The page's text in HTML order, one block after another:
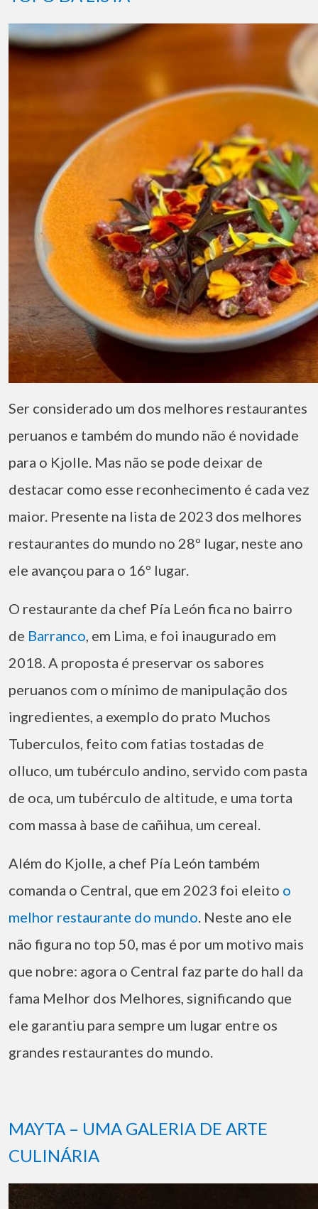
Ser considerado um dos melhores restaurantes
peruanos e também do mundo não é novidade
para o Kjolle. Mas não se pode deixar de
destacar como esse reconhecimento é cada vez
maior. Presente na lista de 2023 dos melhores
restaurantes do mundo no 28º lugar, neste ano
ele avançou para o 16º lugar.
O restaurante da chef Pía León fica no bairro
de Barranco, em Lima, e foi inaugurado em
2018. A proposta é preservar os sabores
peruanos com o mínimo de manipulação dos
ingredientes, a exemplo do prato Muchos
Tuberculos, feito com fatias tostadas de
olluco, um tubérculo andino, servido com pasta
de oca, um tubérculo de altitude, e uma torta
com massa à base de cañihua, um cereal.
Além do Kjolle, a chef Pía León também
comanda o Central, que em 2023 foi eleito o
melhor restaurante do mundo. Neste ano ele
não figura no top 50, mas é por um motivo mais
que nobre: agora o Central faz parte do hall da
fama Melhor dos Melhores, significando que
ele garantiu para sempre um lugar entre os
grandes restaurantes do mundo.
MAYTA – UMA GALERIA DE ARTE
CULINÁRIA